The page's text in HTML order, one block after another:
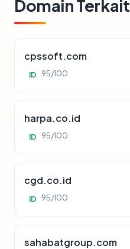
Domain Terkait
cpssoft.com
ID 95/100
harpa.co.id
ID 95/100
cgd.co.id
ID 95/100
sahabatgroup.com